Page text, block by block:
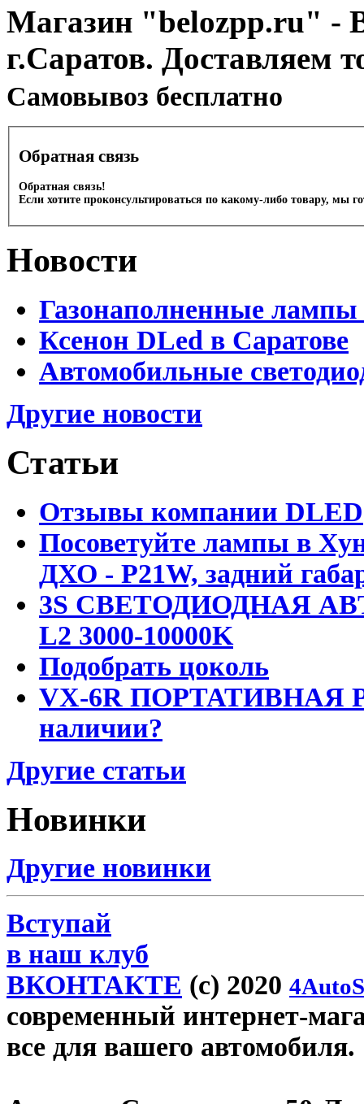
Магазин "belozpp.ru" -
г.Саратов. Доставляем
Cамовывоз бесплатно
Обратная связь
Обратная связь!
Если хотите проконсультироваться по какому-либо товару, мы
Новости
Газонаполненные лампы
Ксенон DLed в Саратове
Автомобильные
Другие новости
Статьи
Отзывы компании DLED
Посоветуйте лампы в
ДХО - P21W, задний
3S СВЕТОДИОДНАЯ
L2 3000-10000K
Подобрать цоколь
VX-6R ПОРТАТИВНАЯ
наличии?
Другие статьи
Новинки
Другие новинки
Вступай
в наш клуб
ВКОНТАКТЕ (c) 2020
современный интернет-
все для вашего автомобиля.